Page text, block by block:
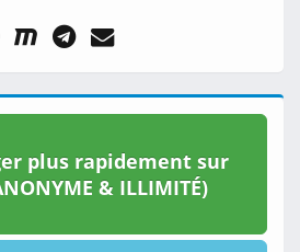
plus rapidement sur
& ILLIMITÉ)